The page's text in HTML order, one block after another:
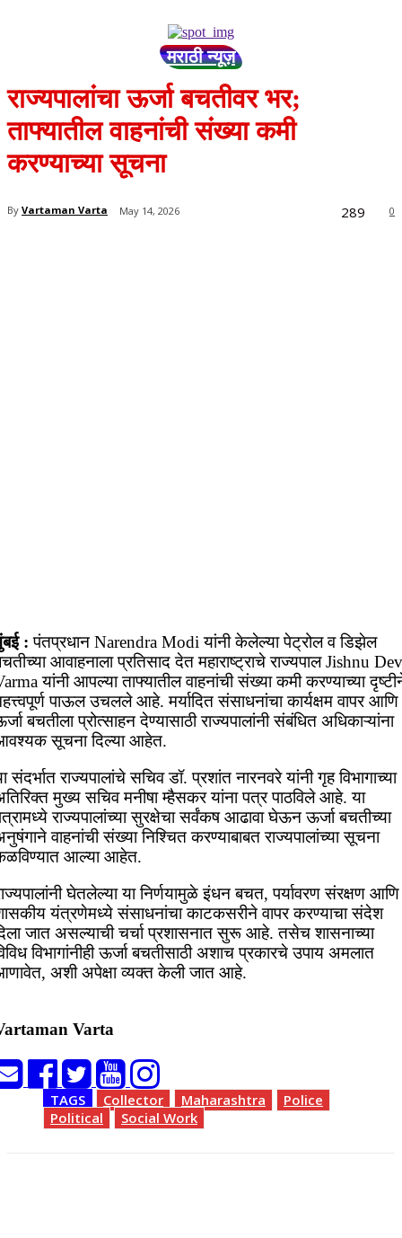
मराठी न्यूज़
राज्यपालांचा ऊर्जा बचतीवर भर;
ताफ्यातील वाहनांची संख्या कमी
करण्याच्या सूचना
By Vartaman Varta May 14, 2026 0
289
: पंतप्रधान Narendra Modi यांनी केलेल्या पेट्रोल व डिझेल
आवाहनाला प्रतिसाद देत महाराष्ट्राचे राज्यपाल Jishnu Dev
यांनी आपल्या ताफ्यातील वाहनांची संख्या कमी करण्याच्या
पाऊल उचलले आहे. मर्यादित संसाधनांचा कार्यक्षम वापर आणि
बचतीला प्रोत्साहन देण्यासाठी राज्यपालांनी संबंधित अधिकाऱ्यांना
सूचना दिल्या आहेत.
संदर्भात राज्यपालांचे सचिव डॉ. प्रशांत नारनवरे यांनी गृह विभागाच्या
मुख्य सचिव मनीषा म्हैसकर यांना पत्र पाठविले आहे. या
राज्यपालांच्या सुरक्षेचा सर्वंकष आढावा घेऊन ऊर्जा बचतीच्या
वाहनांची संख्या निश्चित करण्याबाबत राज्यपालांच्या सूचना
आल्या आहेत.
घेतलेल्या या निर्णयामुळे इंधन बचत, पर्यावरण संरक्षण आणि
यंत्रणेमध्ये संसाधनांचा काटकसरीने वापर करण्याचा संदेश
जात असल्याची चर्चा प्रशासनात सुरू आहे. तसेच शासनाच्या
विभागांनीही ऊर्जा बचतीसाठी अशाच प्रकारचे उपाय अमलात
अशी अपेक्षा व्यक्त केली जात आहे.
Varta
TAGS Collector Maharashtra
Police
Political
Social Work